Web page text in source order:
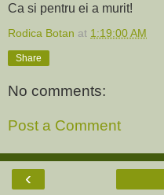
Ca si pentru ei a murit!
Rodica Botan at 1:19:00 AM
Share
No comments:
Post a Comment
‹